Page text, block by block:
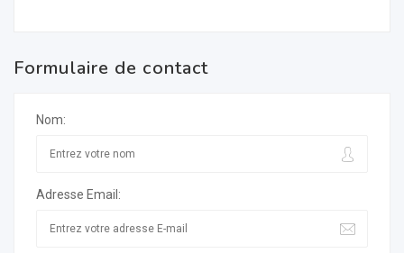
Formulaire de contact
Nom:
Adresse Email: